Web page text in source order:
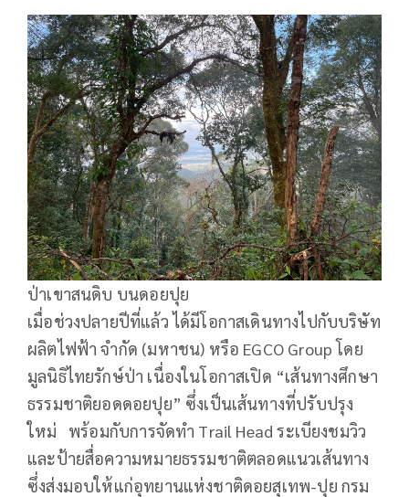
ป่าเขาสนดิบ บนดอยปุย
เมื่อช่วงปลายปีที่แล้ว ได้มีโอกาสเดินทางไปกับบริษัท
ผลิตไฟฟ้า จำกัด (มหาชน) หรือ EGCO Group โดย
มูลนิธิไทยรักษ์ป่า เนื่องในโอกาสเปิด “เส้นทางศึกษา
ธรรมชาติยอดดอยปุย” ซึ่งเป็นเส้นทางที่ปรับปรุง
ใหม่ พร้อมกับการจัดทำ Trail Head ระเบียงชมวิว
และป้ายสื่อความหมายธรรมชาติตลอดแนวเส้นทาง
ซึ่งส่งมอบให้แก่อุทยานแห่งชาติดอยสุเทพ-ปุย กรม